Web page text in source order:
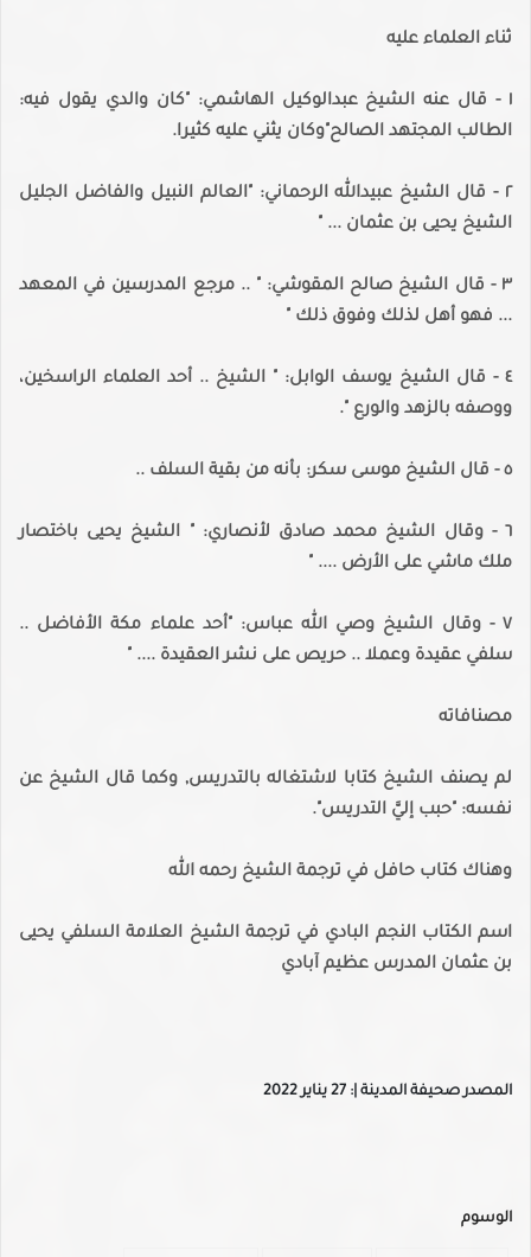
ثناء العلماء عليه
١ - قال عنه الشيخ عبدالوكيل الهاشمي: "كان والدي يقول فيه:
الطالب المجتهد الصالح"وكان يثني عليه كثيرا.
٢ - قال الشيخ عبيدالله الرحماني: "العالم النبيل والفاضل الجليل
الشيخ يحيى بن عثمان ... "
٣ - قال الشيخ صالح المقوشي: " .. مرجع المدرسين في المعهد
... فهو أهل لذلك وفوق ذلك "
٤ - قال الشيخ يوسف الوابل: " الشيخ .. أحد العلماء الراسخين،
ووصفه بالزهد والورع ".
٥ - قال الشيخ موسى سكر: بأنه من بقية السلف ..
٦ - وقال الشيخ محمد صادق لأنصاري: " الشيخ يحيى باختصار
ملك ماشي على الأرض .... "
٧ - وقال الشيخ وصي الله عباس: "أحد علماء مكة الأفاضل ..
سلفي عقيدة وعملا .. حريص على نشر العقيدة .... "
مصنافاته
لم يصنف الشيخ كتابا لاشتغاله بالتدريس, وكما قال الشيخ عن
نفسه: "حبب إليَّ التدريس".
وهناك كتاب حافل في ترجمة الشيخ رحمه الله
اسم الكتاب النجم البادي في ترجمة الشيخ العلامة السلفي يحيى
بن عثمان المدرس عظيم آبادي
المصدر صحيفة المدينة |: 27 يناير 2022
الوسوم